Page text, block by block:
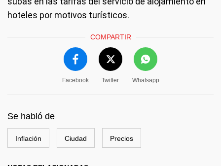
hoteles por motivos turísticos.
COMPARTIR
Facebook Twitter Whatsapp
Se habló de
Inflación Ciudad Precios